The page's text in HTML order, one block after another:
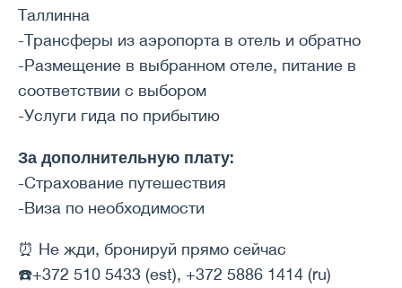
Таллинна
-Трансферы из аэропорта в отель и обратно
-Размещение в выбранном отеле, питание в
соответствии с выбором
-Услуги гида по прибытию
За дополнительную плату:
-Страхование путешествия
-Виза по необходимости
⏰ Не жди, бронируй прямо сейчас
☎️+372 510 5433 (est), +372 5886 1414 (ru)